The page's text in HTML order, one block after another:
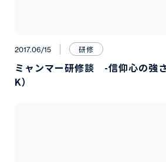
2017.06/15 研修
ミャンマー研修談 -信仰心の強
K）